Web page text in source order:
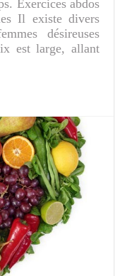
Exercices abdos
Il existe divers
désireuses
est large, allant